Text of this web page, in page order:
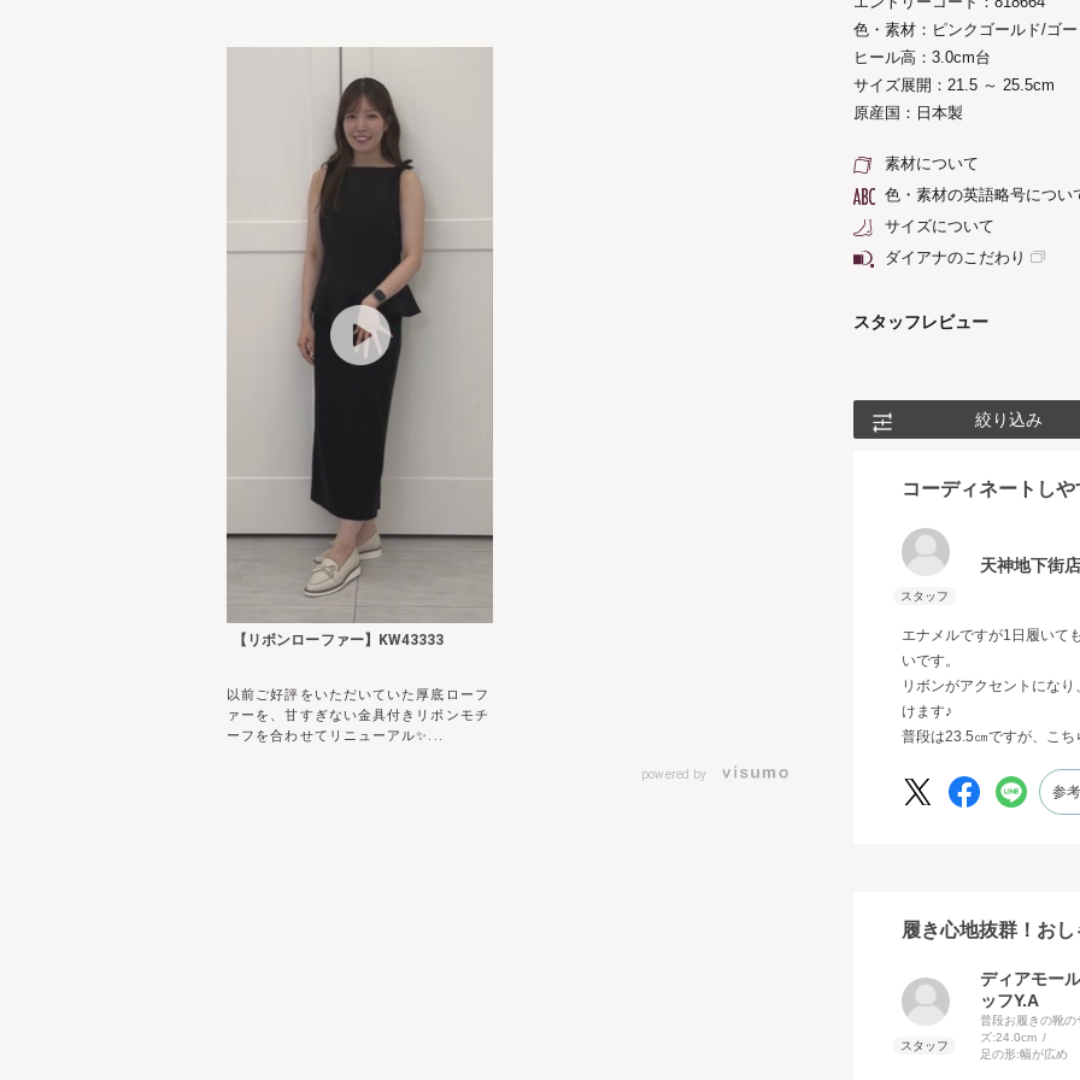
【リボンローファー】KW43333
以前ご好評をいただいていた厚底ローフ
ァーを、甘すぎない金具付きリボンモチ
ーフを合わせてリニューアル✨...
powered by
色・素材：ピンクゴールド/ゴ
ヒール高：3.0cm台
サイズ展開：21.5 ～ 25.5cm
原産国：日本製
素材について
色・素材の英語略号につい
サイズについて
ダイアナのこだわり
スタッフレビュー
絞り込み
コーディネートし
天神地下街
エナメルですが1日履いて
いです。
リボンがアクセントにな
けます♪
普段は23.5㎝ですが、こ
参
履き心地抜群！お
ディアモー
ッフY.A
普段お履きの靴の
ズ:24.0cm
足の形:幅が広め